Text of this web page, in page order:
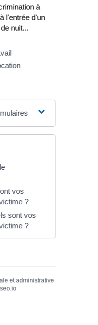
à
l'entrée d'un
nuit...
vos
?
sont vos
?
et administrative